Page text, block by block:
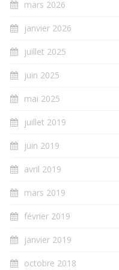
mars 2026
janvier 2026
juillet 2025
juin 2025
mai 2025
juillet 2019
juin 2019
avril 2019
mars 2019
février 2019
janvier 2019
octobre 2018